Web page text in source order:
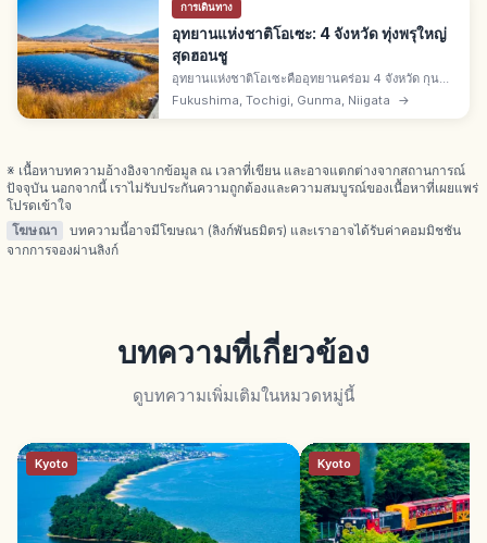
การเดินทาง
อุทยานแห่งชาติโอเซะ: 4 จังหวัด ทุ่งพรุใหญ่
สุดฮอนชู
อุทยานแห่งชาติโอเซะคืออุทยานคร่อม 4 จังหวัด กุน
มะ-ฟุกุชิมะ-นีงาตะ-โทจิงิ 37,222 เฮกตาร์ ทุ่งพรุโอเซะ
กาฮาระใหญ่สุดฮอนชู ฮิอุจิกาตาเกะ 2,356 ม. ชิบุตสึ
Fukushima, Tochigi, Gunma, Niigata →
※ เนื้อหาบทความอ้างอิงจากข้อมูล ณ เวลาที่เขียน และอาจแตกต่างจากสถานการณ์
ปัจจุบัน นอกจากนี้ เราไม่รับประกันความถูกต้องและความสมบูรณ์ของเนื้อหาที่เผยแพร่
โปรดเข้าใจ
โฆษณา
บทความนี้อาจมีโฆษณา (ลิงก์พันธมิตร) และเราอาจได้รับค่าคอมมิชชัน
จากการจองผ่านลิงก์
บทความที่เกี่ยวข้อง
ดูบทความเพิ่มเติมในหมวดหมู่นี้
Kyoto Kyoto